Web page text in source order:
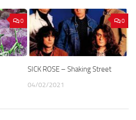
0 0
SICK ROSE – Shaking Street
04/02/2021